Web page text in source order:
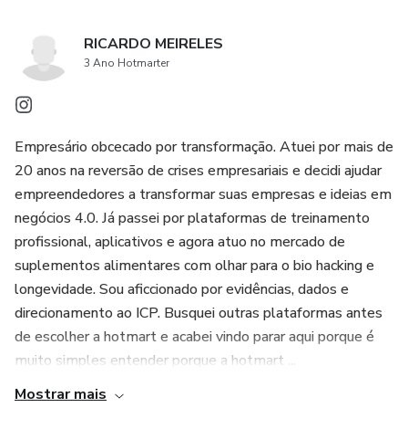
Como apresentar propostas de parceria e identificar
setores com oportunidades para programas patrocináveis
com potencial que vai de 10 mil a 200 mil reais por projeto
Criado por Ricardo Meireles, especialista em
transformação digital e educação corporativa, com
experiência em projetos de aceleração de talentos,
liderança e performance financiados por empresas.
Se você é mentor, treinador, consultor ou criador de
métodos e quer gerar faturamento recorrente com apoio
de marcas e empresas, este e-book mostra o caminho
para escalar seus resultados sem depender apenas de
RICARDO MEIRELES
3 Ano Hotmarter
Empresário obcecado por transformação. Atuei por mais de
20 anos na reversão de crises empresariais e decidi ajudar
empreendedores a transformar suas empresas e ideias em
negócios 4.0. Já passei por plataformas de treinamento
profissional, aplicativos e agora atuo no mercado de
suplementos alimentares com olhar para o bio hacking e
longevidade. Sou aficcionado por evidências, dados e
direcionamento ao ICP. Busquei outras plataformas antes
de escolher a hotmart e acabei vindo parar aqui porque é
muito simples entender porque a hotmart ...
Mostrar mais